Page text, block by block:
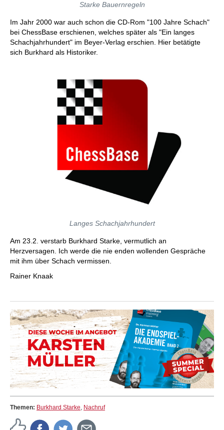
Starke Bauernregeln
Im Jahr 2000 war auch schon die CD-Rom "100 Jahre Schach"
bei ChessBase erschienen, welches später als "Ein langes
Schachjahrhundert" im Beyer-Verlag erschien. Hier betätigte
sich Burkhard als Historiker.
Langes Schachjahrhundert
Am 23.2. verstarb Burkhard Starke, vermutlich an
Herzversagen. Ich werde die nie enden wollenden Gespräche
mit ihm über Schach vermissen.
Rainer Knaak
Themen: Burkhard Starke, Nachruf